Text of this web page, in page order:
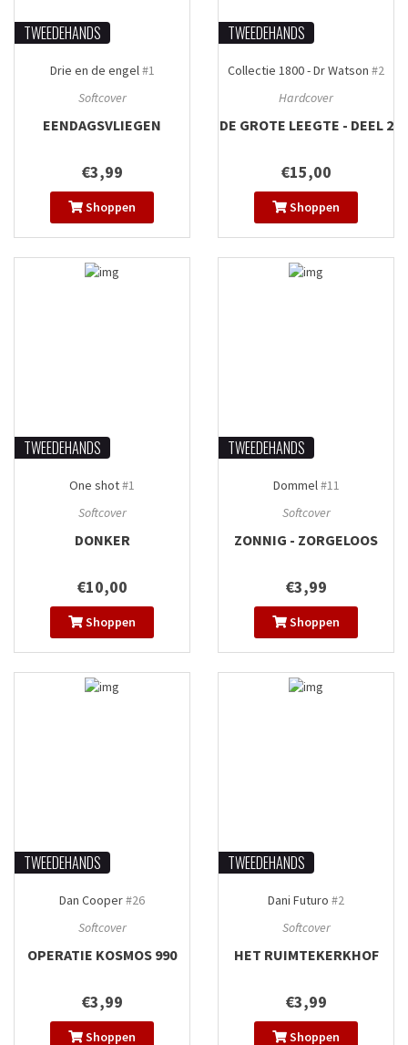
TWEEDEHANDS
Drie en de engel#1
Softcover
EENDAGSVLIEGEN
€3,99
Shoppen
TWEEDEHANDS
Collectie 1800 - Dr Watson #2
Hardcover
DE GROTE LEEGTE - DEEL 2
€15,00
Shoppen
TWEEDEHANDS
One shot#1
Softcover
DONKER
€10,00
Shoppen
TWEEDEHANDS
Dommel#11
Softcover
ZONNIG - ZORGELOOS
€3,99
Shoppen
TWEEDEHANDS
Dan Cooper#26
Softcover
OPERATIE KOSMOS 990
€3,99
Shoppen
TWEEDEHANDS
Dani Futuro #2
Softcover
HET RUIMTEKERKHOF
€3,99
Shoppen